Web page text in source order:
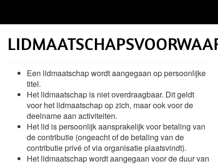
Een lidmaatschap wordt aangegaan op persoonlijke
titel.
Het lidmaatschap is niet overdraagbaar. Dit geldt
voor het lidmaatschap op zich, maar ook voor de
deelname aan activiteiten.
Het lid is persoonlijk aansprakelijk voor betaling van
de contributie (ongeacht of de betaling van de
contributie privé of via organisatie plaatsvindt).
Het lidmaatschap wordt aangegaan voor de duur van